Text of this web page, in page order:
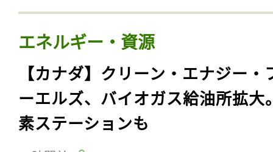
エネルギー・資源
【カナダ】クリーン・エナジー・
ーエルズ、バイオガス給油所拡大
素ステーションも